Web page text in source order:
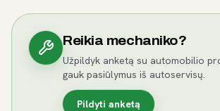
Reikia mechaniko?
Užpildyk anketą su automobilio
gauk pasiūlymus iš autoservisų.
Pildyti anketą